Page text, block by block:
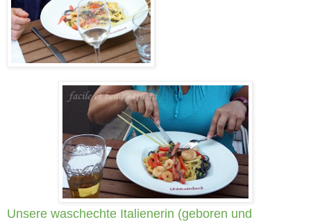
Unsere waschechte Italienerin (geboren und